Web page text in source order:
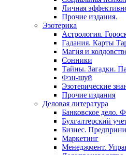
Личная
Прочие издания.
Эзотерика
Астрология.
Гадания. Карты
Магия и
Сонники
Тайны. Загадки.
Фэн-шуй
Эзотерические
Прочие издания
Деловая литература
Банковское дело.
Бухгалтерский
Бизнес.
Маркетинг
Менеджмент.